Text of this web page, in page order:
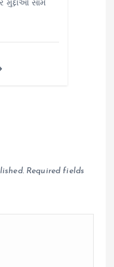
મુદ્દાઓ સામે
Required fields